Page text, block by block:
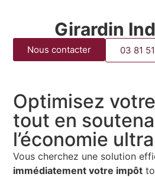
Girardin
Nous contacter 03 81
Optimisez
tout en
l’économie
Vous cherchez une solution
immédiatement votre impôt